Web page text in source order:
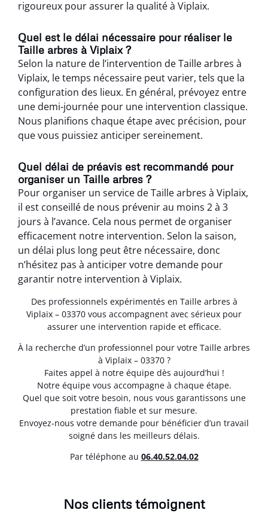
rigoureux pour assurer la qualité à Viplaix.
Quel est le délai nécessaire pour réaliser le
Taille arbres à Viplaix ?
Selon la nature de l’intervention de Taille arbres à
Viplaix, le temps nécessaire peut varier, tels que la
configuration des lieux. En général, prévoyez entre
une demi-journée pour une intervention classique.
Nous planifions chaque étape avec précision, pour
que vous puissiez anticiper sereinement.
Quel délai de préavis est recommandé pour
organiser un Taille arbres ?
Pour organiser un service de Taille arbres à Viplaix,
il est conseillé de nous prévenir au moins 2 à 3
jours à l’avance. Cela nous permet de organiser
efficacement notre intervention. Selon la saison,
un délai plus long peut être nécessaire, donc
n’hésitez pas à anticiper votre demande pour
garantir notre intervention à Viplaix.
Des professionnels expérimentés en Taille arbres à
Viplaix – 03370 vous accompagnent avec sérieux pour
assurer une intervention rapide et efficace.
À la recherche d’un professionnel pour votre Taille arbres
à Viplaix – 03370 ?
Faites appel à notre équipe dès aujourd’hui !
Notre équipe vous accompagne à chaque étape.
Quel que soit votre besoin, nous vous garantissons une
prestation fiable et sur mesure.
Envoyez-nous votre demande pour bénéficier d’un travail
soigné dans les meilleurs délais.
Par téléphone au 06.40.52.04.02
Nos clients témoignent